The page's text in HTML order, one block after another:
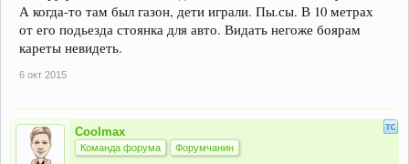
А когда-то там был газон, дети играли. Пы.сы. В 10 метрах
от его подьезда стоянка для авто. Видать негоже боярам
кареты невидеть.
6 окт 2015
Coolmax
Команда форума Форумчанин